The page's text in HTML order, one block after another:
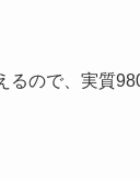
るので、実質